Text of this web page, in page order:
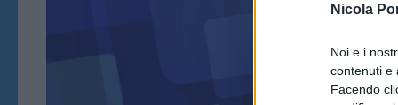
Nicola
Noi e i
contenuti e
Facendo